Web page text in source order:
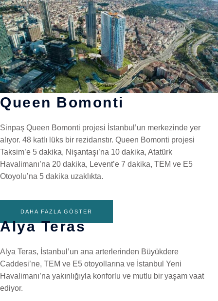
Queen Bomonti
Sinpaş Queen Bomonti projesi İstanbul’un merkezinde yer
alıyor. 48 katlı lüks bir rezidanstır. Queen Bomonti projesi
Taksim’e 5 dakika, Nişantaşı’na 10 dakika, Atatürk
Havalimanı’na 20 dakika, Levent’e 7 dakika, TEM ve E5
Otoyolu’na 5 dakika uzaklıkta.
DAHA FAZLA GÖSTER
Alya Teras
Alya Teras, İstanbul’un ana arterlerinden Büyükdere
Caddesi’ne, TEM ve E5 otoyollarına ve İstanbul Yeni
Havalimanı’na yakınlığıyla konforlu ve mutlu bir yaşam vaat
ediyor.